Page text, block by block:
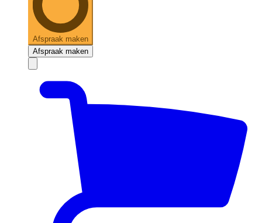
Afspraak maken
Afspraak maken